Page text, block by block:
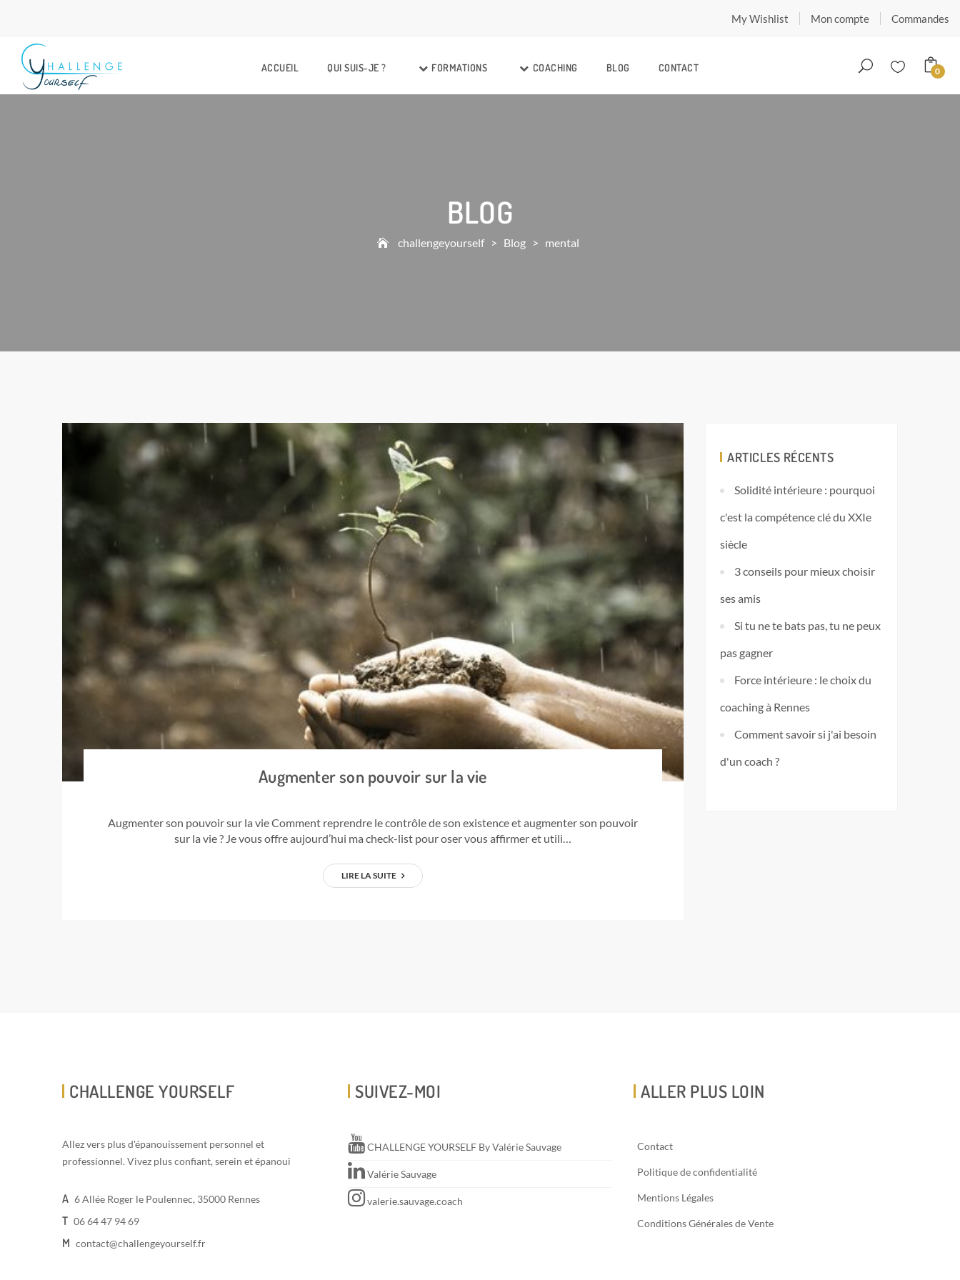
My Wishlist Mon compte Commandes
ACCUEIL QUI SUIS-JE ? FORMATIONS COACHING BLOG CONTACT 0
BLOG
challengeyourself > Blog > mental
Augmenter son pouvoir sur la vie
Augmenter son pouvoir sur la vie Comment reprendre le contrôle de son existence et augmenter son pouvoir
sur la vie ? Je vous offre aujourd’hui ma check-list pour oser vous affirmer et utili…
LIRE LA SUITE
ARTICLES RÉCENTS
Solidité intérieure : pourquoi
c'est la compétence clé du XXIe
siècle
3 conseils pour mieux choisir
ses amis
Si tu ne te bats pas, tu ne peux
pas gagner
Force intérieure : le choix du
coaching à Rennes
Comment savoir si j'ai besoin
d'un coach ?
CHALLENGE YOURSELF
Allez vers plus d'épanouissement personnel et
professionnel. Vivez plus confiant, serein et épanoui
A 6 Allée Roger le Poulennec, 35000 Rennes
T 06 64 47 94 69
M contact@challengeyourself.fr
SUIVEZ-MOI
CHALLENGE YOURSELF By Valérie Sauvage
Valérie Sauvage
valerie.sauvage.coach
ALLER PLUS LOIN
Contact
Politique de confidentialité
Mentions Légales
Conditions Générales de Vente